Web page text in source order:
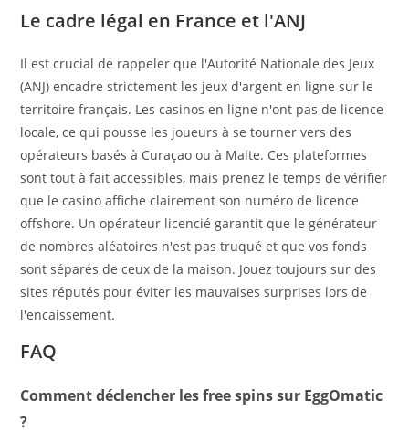
Le cadre légal en France et l'ANJ
Il est crucial de rappeler que l'Autorité Nationale des Jeux
(ANJ) encadre strictement les jeux d'argent en ligne sur le
territoire français. Les casinos en ligne n'ont pas de licence
locale, ce qui pousse les joueurs à se tourner vers des
opérateurs basés à Curaçao ou à Malte. Ces plateformes
sont tout à fait accessibles, mais prenez le temps de vérifier
que le casino affiche clairement son numéro de licence
offshore. Un opérateur licencié garantit que le générateur
de nombres aléatoires n'est pas truqué et que vos fonds
sont séparés de ceux de la maison. Jouez toujours sur des
sites réputés pour éviter les mauvaises surprises lors de
l'encaissement.
FAQ
Comment déclencher les free spins sur EggOmatic
?